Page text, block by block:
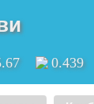
0.439